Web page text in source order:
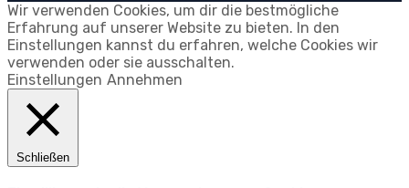
Wir verwenden Cookies, um dir die bestmögliche
Erfahrung auf unserer Website zu bieten. In den
Einstellungen kannst du erfahren, welche Cookies wir
verwenden oder sie ausschalten.
Einstellungen Annehmen
Schließen